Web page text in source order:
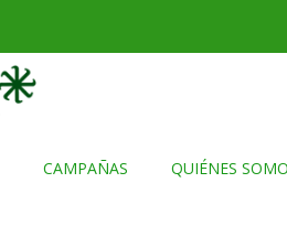
CAMPAÑAS QUIÉNES